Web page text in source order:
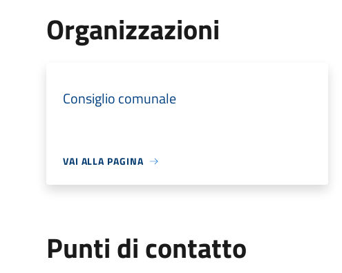
Organizzazioni
Consiglio comunale
VAI ALLA PAGINA
Punti di contatto